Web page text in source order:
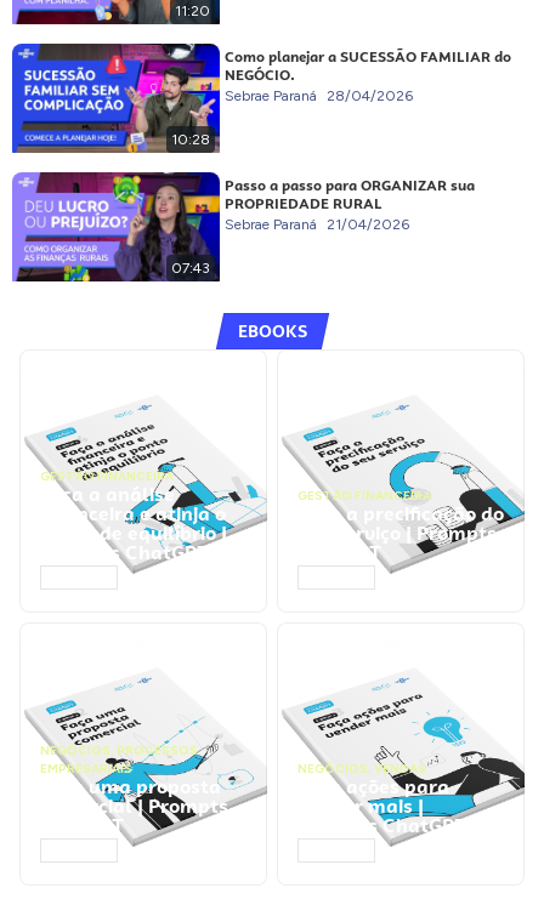
11:20
10:28
Como planejar a SUCESSÃO FAMILIAR do
NEGÓCIO.
Sebrae Paraná 28/04/2026
07:43
Passo a passo para ORGANIZAR sua
PROPRIEDADE RURAL
Sebrae Paraná 21/04/2026
EBOOKS
GESTÃO FINANCEIRA
Faça a análise
financeira e atinja o
ponto de equilíbrio |
Prompts ChatGPT
GESTÃO FINANCEIRA
Faça a precificação do
seu serviço | Prompts
ChatGPT
NEGÓCIOS, PROCESSOS
EMPRESARIAIS
Faça uma proposta
comercial | Prompts
ChatGPT
NEGÓCIOS, VENDAS
Faça ações para
vender mais |
Prompts ChatGPT